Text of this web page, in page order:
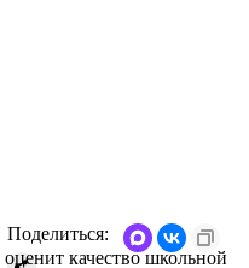
качество школьной
Поделиться: